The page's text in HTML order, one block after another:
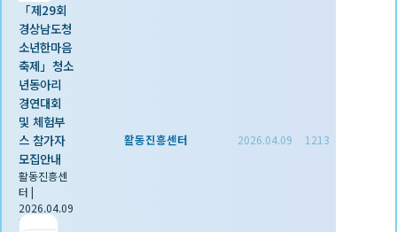
「제29회
경상남도청
소년한마음
축제」청소
년동아리
경연대회
및 체험부
스 참가자
모집안내
활동진흥센
터 |
2026.04.09
|
활동진흥센터 2026.04.09 1213